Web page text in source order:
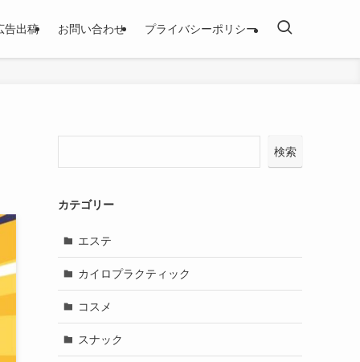
告出稿 お問い合わせ プライバシーポリシー
検索
カテゴリー
エステ
カイロプラクティック
コスメ
スナック